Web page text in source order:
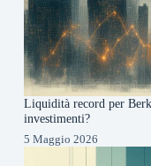
Liquidità record per
investimenti?
5 Maggio 2026